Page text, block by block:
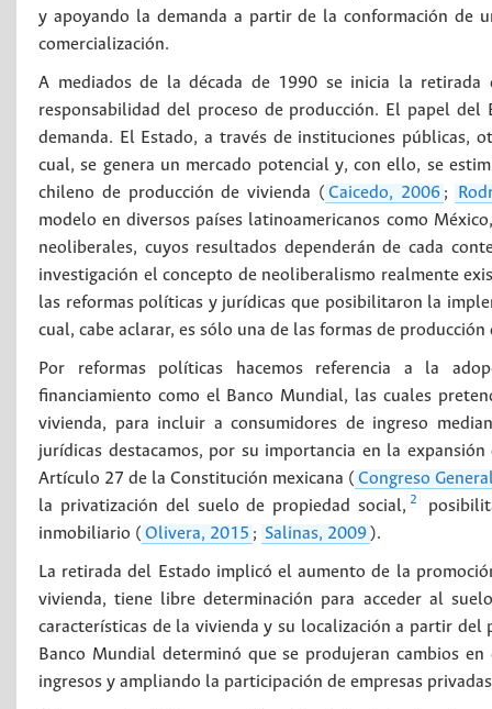
y apoyando la demanda a partir de la conformación de
comercialización.
A mediados de la década de 1990 se inicia la
responsabilidad del proceso de producción. El papel
demanda. El Estado, a través de instituciones públicas,
cual, se genera un mercado potencial y, con ello, se
chileno de producción de vivienda ( Caicedo, 2006 ;
modelo en diversos países latinoamericanos como
neoliberales, cuyos resultados dependerán de cada
investigación el concepto de neoliberalismo realmente
las reformas políticas y jurídicas que posibilitaron la
cual, cabe aclarar, es sólo una de las formas de producción
Por reformas políticas hacemos referencia a la
financiamiento como el Banco Mundial, las cuales
vivienda, para incluir a consumidores de ingreso
jurídicas destacamos, por su importancia en la
Artículo 27 de la Constitución mexicana ( Congreso
la privatización del suelo de propiedad social, 2
inmobiliario ( Olivera, 2015 ; Salinas, 2009 ).
La retirada del Estado implicó el aumento de la
vivienda, tiene libre determinación para acceder al
características de la vivienda y su localización a partir
Banco Mundial determinó que se produjeran cambios
ingresos y ampliando la participación de empresas